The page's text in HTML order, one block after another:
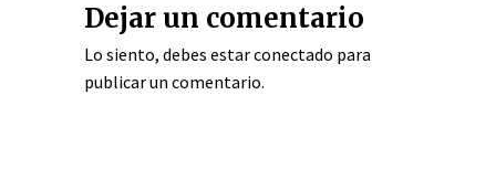
Dejar un comentario
Lo siento, debes estarconectado para
publicar un comentario.